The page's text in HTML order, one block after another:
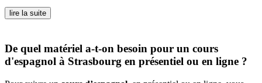
lire la suite
De quel matériel a-t-on besoin pour un cours
d'espagnol à Strasbourg en présentiel ou en ligne ?